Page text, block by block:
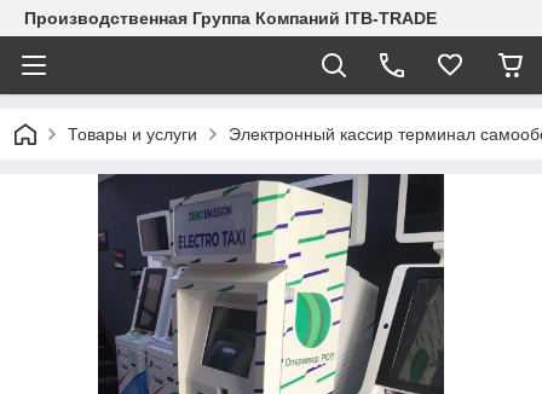
Производственная Группа Компаний ITB-TRADE
Товары и услуги Электронный кассир терминал